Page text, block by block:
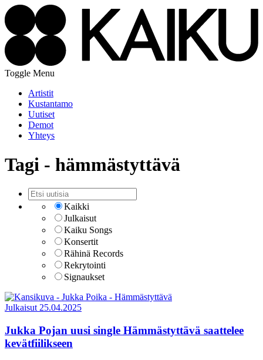
Toggle Menu
Artistit
Kustantamo
Uutiset
Demot
Yhteys
Tagi - hämmästyttävä
Kaikki
Julkaisut
Kaiku Songs
Konsertit
Rähinä Records
Rekrytointi
Signaukset
Julkaisut 25.04.2025
Jukka Pojan uusi single Hämmästyttävä saattelee
kevätfiilikseen